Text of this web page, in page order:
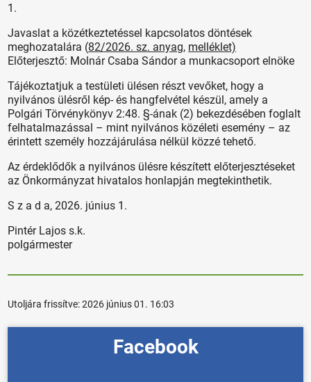
1.
Javaslat a közétkeztetéssel kapcsolatos döntések
meghozatalára (82/2026. sz. anyag, melléklet)
Előterjesztő: Molnár Csaba Sándor a munkacsoport elnöke
Tájékoztatjuk a testületi ülésen részt vevőket, hogy a
nyilvános ülésről kép- és hangfelvétel készül, amely a
Polgári Törvénykönyv 2:48. §-ának (2) bekezdésében foglalt
felhatalmazással – mint nyilvános közéleti esemény – az
érintett személy hozzájárulása nélkül közzé tehető.
Az érdeklődők a nyilvános ülésre készített előterjesztéseket
az Önkormányzat hivatalos honlapján megtekinthetik.
S z a d a, 2026. június 1.
Pintér Lajos s.k.
polgármester
Utoljára frissítve:2026 június 01. 16:03
Facebook